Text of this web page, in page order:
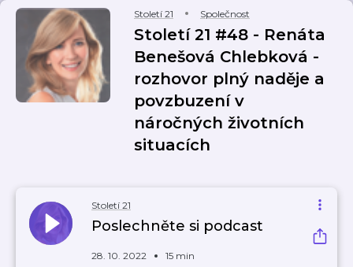
Století 21 Společnost
Století 21 #48 - Renáta
Benešová Chlebková -
rozhovor plný naděje a
povzbuzení v
náročných životních
situacích
Století 21
Poslechněte si podcast
28. 10. 2022 15 min